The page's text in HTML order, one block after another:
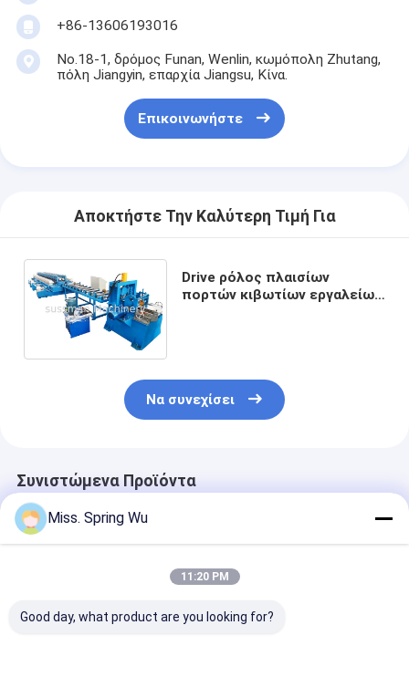
+86-13606193016
No.18-1, δρόμος Funan, Wenlin, κωμόπολη Zhutang,
πόλη Jiangyin, επαρχία Jiangsu, Κίνα.
Επικοινωνήστε
Αποκτήστε Την Καλύτερη Τιμή Για
Drive ρόλος πλαισίων
πορτών κιβωτίων εργαλείων
Να συνεχίσει
Συνιστώμενα Προϊόντα
Miss. Spring Wu
11:20 PM
Good day, what product are you looking for?